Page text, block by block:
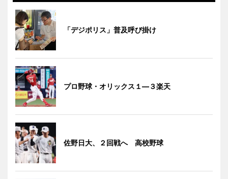
「デジポリス」普及呼び掛け
プロ野球・オリックス１―３楽天
佐野日大、２回戦へ 高校野球